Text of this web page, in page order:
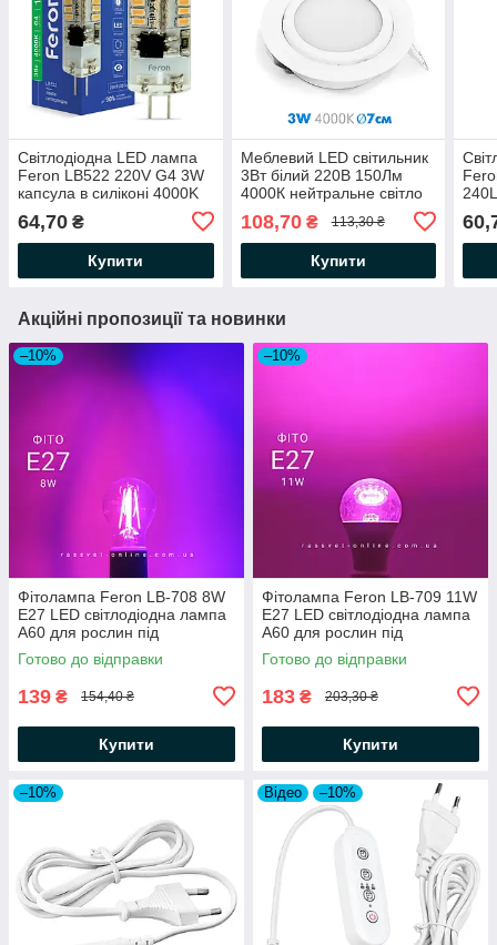
Світлодіодна LED лампа
Feron LB522 220V G4 3W
капсула в силіконі 4000K
світло
64,70 ₴
Купити
Меблевий LED світильник
3Вт білий 220В 150Лм
4000К нейтральне світло
Ø70*20мм
108,70₴ 113,30 ₴
Купити
Акційні пропозиції та новинки
–10%
Фітолампа Feron LB-708 8W
E27 LED світлодіодна лампа
А60 для рослин під
стандартний патрон Е27
Ø60х107мм
Готово до відправки
139 ₴ 154,40 ₴
Купити
–10%
Фітолампа Feron LB-709 11W
E27 LED світлодіодна лампа
А60 для рослин під
стандартний патрон Е27
Ø60х118мм
Готово до відправки
183 ₴ 203,30 ₴
Купити
–10% Відео –10%